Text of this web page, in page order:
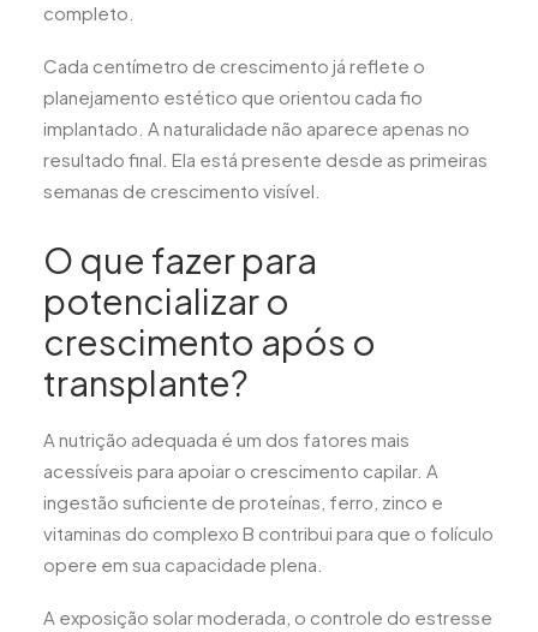
completo.
Cada centímetro de crescimento já reflete o
planejamento estético que orientou cada fio
implantado. A naturalidade não aparece apenas no
resultado final. Ela está presente desde as primeiras
semanas de crescimento visível.
O que fazer para
potencializar o
crescimento após o
transplante?
A nutrição adequada é um dos fatores mais
acessíveis para apoiar o crescimento capilar. A
ingestão suficiente de proteínas, ferro, zinco e
vitaminas do complexo B contribui para que o folículo
opere em sua capacidade plena.
A exposição solar moderada, o controle do estresse